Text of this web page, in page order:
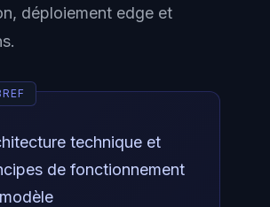
déploiement edge et
technique et
de fonctionnement